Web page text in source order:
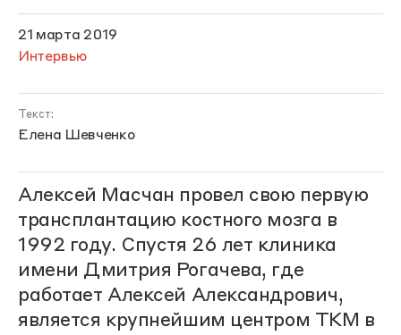
21 марта 2019
Интервью
Текст:
Елена Шевченко
Алексей Масчан провел свою первую
трансплантацию костного мозга в
1992 году. Спустя 26 лет клиника
имени Дмитрия Рогачева, где
работает Алексей Александрович,
является крупнейшим центром ТКМ в